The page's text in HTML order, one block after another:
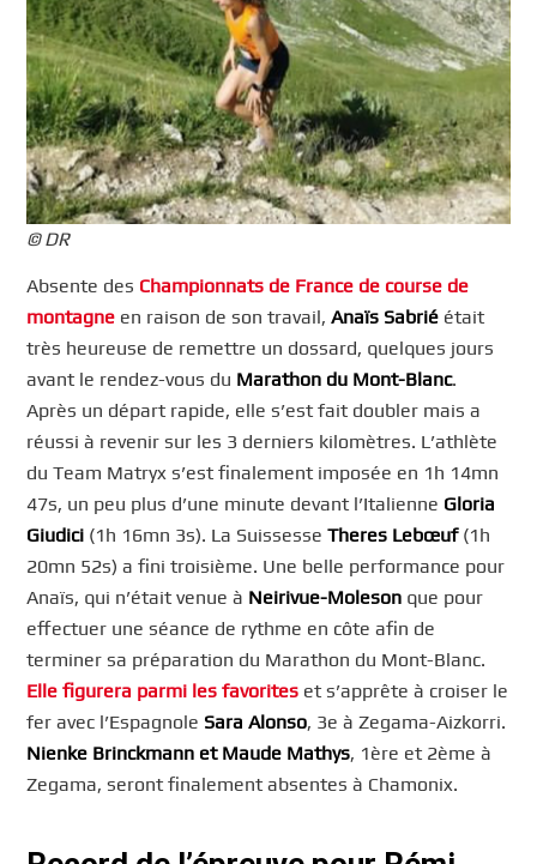
© DR
Absente des Championnats de France de course de
montagne en raison de son travail,Anaïs Sabrié était
très heureuse de remettre un dossard, quelques jours
avant le rendez-vous du Marathon du Mont-Blanc.
Après un départ rapide, elle s’est fait doubler mais a
réussi à revenir sur les 3 derniers kilomètres. L’athlète
du Team Matryx s’est finalement imposée en 1h 14mn
47s, un peu plus d’une minute devant l’Italienne Gloria
Giudici (1h 16mn 3s). La SuissesseTheres Lebœuf (1h
20mn 52s) a fini troisième. Une belle performance pour
Anaïs, qui n’était venue à Neirivue-Moleson que pour
effectuer une séance de rythme en côte afin de
terminer sa préparation du Marathon du Mont-Blanc.
Elle figurera parmi les favorites et s’apprête à croiser le
fer avec l’Espagnole Sara Alonso, 3e à Zegama-Aizkorri.
Nienke Brinckmann et Maude Mathys, 1ère et 2ème à
Zegama, seront finalement absentes à Chamonix.